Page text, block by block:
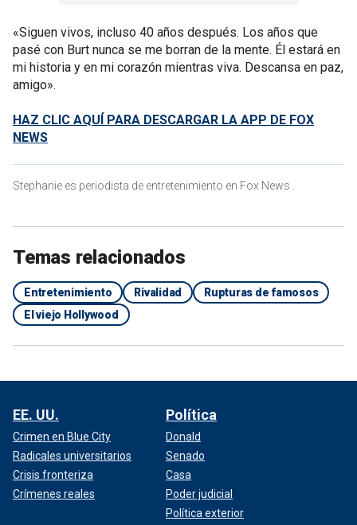
«Siguen vivos, incluso 40 años después. Los años que
pasé con Burt nunca se me borran de la mente. Él estará en
mi historia y en mi corazón mientras viva. Descansa en paz,
amigo».
HAZ CLIC AQUÍ PARA DESCARGAR LA APP DE FOX
NEWS
Stephanie es periodista de entretenimiento en Fox News .
Temas relacionados
Entretenimiento Rivalidad
Rupturas de famosos
El viejo Hollywood
EE. UU.
Crimen en Blue City
Radicales universitarios
Crisis fronteriza
Crímenes reales
Política
Donald
Senado
Casa
Poder judicial
Política exterior